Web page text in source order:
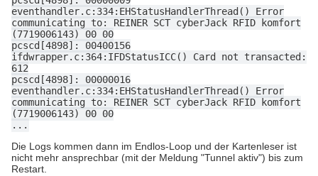
eventhandler.c:334:EHStatusHandlerThread() Error
communicating to: REINER SCT cyberJack RFID komfort
(7719006143) 00 00
pcscd[4898]: 00400156
ifdwrapper.c:364:IFDStatusICC() Card not transacted:
612
pcscd[4898]: 00000016
eventhandler.c:334:EHStatusHandlerThread() Error
communicating to: REINER SCT cyberJack RFID komfort
(7719006143) 00 00
...
Die Logs kommen dann im Endlos-Loop und der Kartenleser ist
nicht mehr ansprechbar (mit der Meldung "Tunnel aktiv") bis zum
Restart.